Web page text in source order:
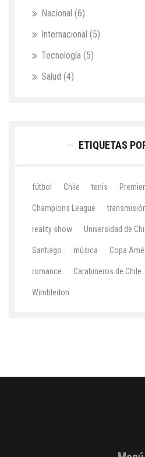
Nacional (6)
Internacional (5)
Tecnología (5)
Salud (4)
ETIQUETAS
fútbol Chile tenis
Champions League
reality show Universidad de
Santiago música Copa
romance Carabineros de Chile
Wimbledon